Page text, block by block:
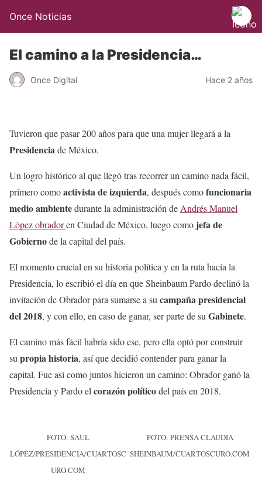
Once Noticias
El camino a la Presidencia…
Once Digital Hace 2 años
Tuvieron que pasar 200 años para que una mujer llegará a la
Presidenciade México.
Un logro histórico al que llegó tras recorrer un camino nada fácil,
primero comoactivista de izquierda, después comofuncionaria
medio ambientedurante la administración de Andrés Manuel
López obradoren Ciudad de México, luego como jefa de
Gobiernode la capital del país.
El momento crucial en su historia política y en la ruta hacia la
Presidencia, lo escribió el día en que Sheinbaum Pardo declinó la
invitación de Obrador para sumarse a su campaña presidencial
del 2018, y con ello, en caso de ganar, ser parte de su Gabinete.
El camino más fácil habría sido ese, pero ella optó por construir
su propia historia, así que decidió contender para ganar la
capital. Fue así como juntos hicieron un camino: Obrador ganó la
Presidencia y Pardo el corazón políticodel país en 2018.
FOTO: SAÚL
LÓPEZ/PRESIDENCIA/CUARTOSC
URO.COM
FOTO: PRENSA CLAUDIA
SHEINBAUM/CUARTOSCURO.COM